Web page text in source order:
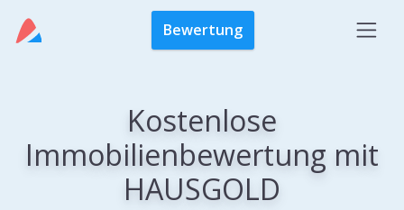
Bewertung
Kostenlose
Immobilienbewertung mit
HAUSGOLD